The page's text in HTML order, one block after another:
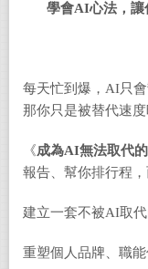
學會AI心法，讓
每天忙到爆，AI只會
那你只是被替代速度
《成為AI無法取代
報告、幫你排行程，
建立一套不被AI取
重塑個人品牌、職